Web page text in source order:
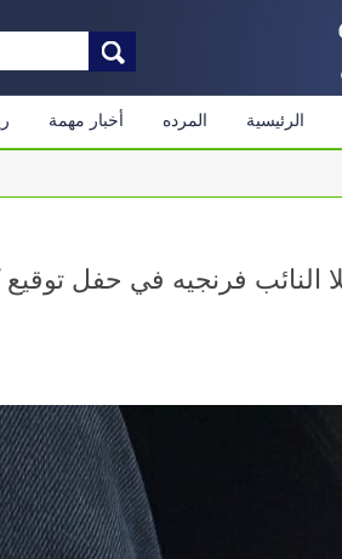
الرئيسية المرده أخبار مهمة
النائب فرنجيه في حفل توقيع